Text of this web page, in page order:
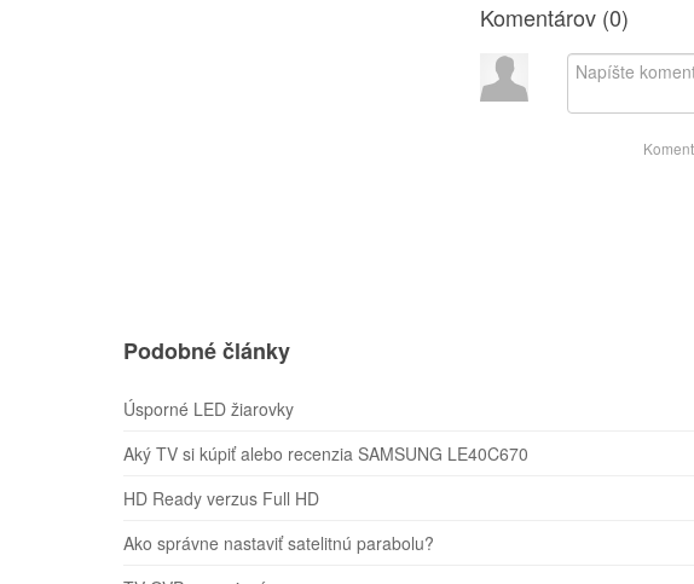
Komentárov (0)
Podobné články
Úsporné LED žiarovky
Aký TV si kúpiť alebo recenzia SAMSUNG LE40C670
HD Ready verzus Full HD
Ako správne nastaviť satelitnú parabolu?